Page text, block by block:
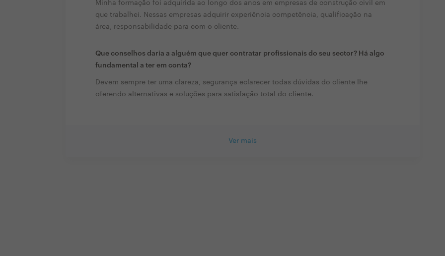
Minha formação foi adquirida ao longo dos anos em empresas de construção civil em
que trabalhei. Nessas empresas adquirir experiência competência, qualificação na
área, responsabilidade para com o cliente.
Que conselhos daria a alguém que quer contratar profissionais do seu sector? Há algo
fundamental a ter em conta?
Devem sempre ter uma clareza, segurança eclarecer todas dúvidas do cliente lhe
oferendo alternativas e soluções para satisfação total do cliente.
Ver mais